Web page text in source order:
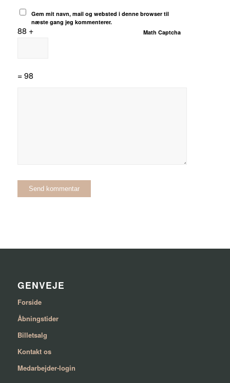
Gem mit navn, mail og websted i denne browser til
næste gang jeg kommenterer.
Math Captcha
88 +
= 98
GENVEJE
Forside
Åbningstider
Billetsalg
Kontakt os
Medarbejder-login